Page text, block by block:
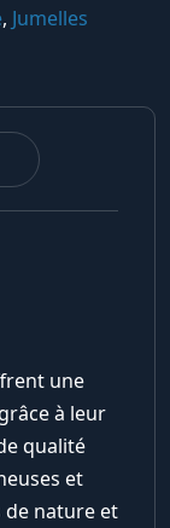
, Jumelles
une
à leur
qualité
et
de nature et